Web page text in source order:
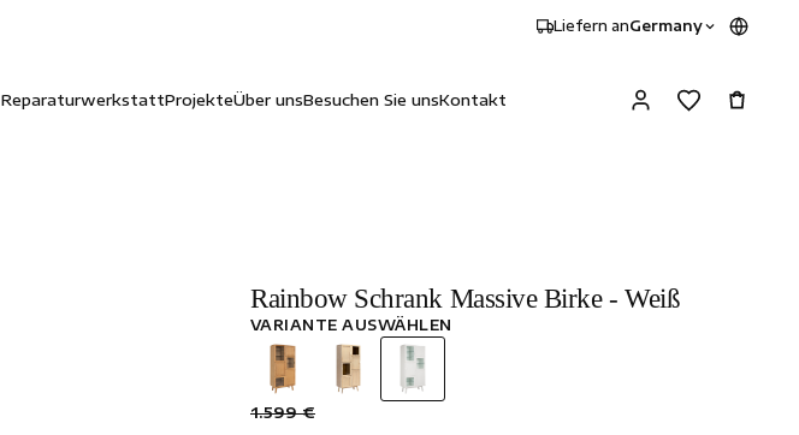
Liefern anGermany
ReparaturwerkstattProjekteÜber unsBesuchen Sie unsKontakt
Rainbow Schrank Massive Birke - Weiß
VARIANTE AUSWÄHLEN
1.599 €